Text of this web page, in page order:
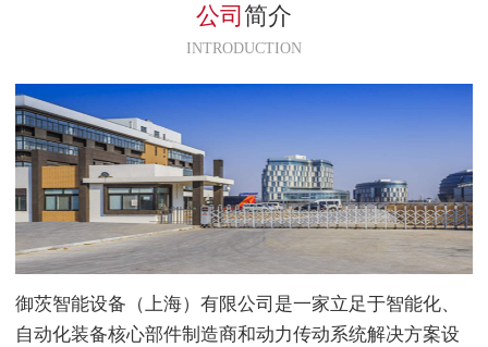
设备中，使用平稳。
公司 简介
INTRODUCTION
御茨智能设备（上海）有限公司是一家立足于智能化、
自动化装备核心部件制造商和动力传动系统解决方案设